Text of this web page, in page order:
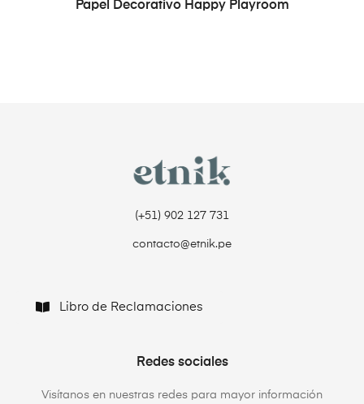
Papel Decorativo Happy Playroom
(+51) 902 127 731‬
contacto@etnik.pe
Libro de Reclamaciones
Redes sociales
Visítanos en nuestras redes para mayor información